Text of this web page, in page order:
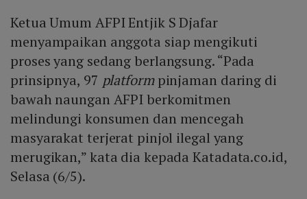
Ketua Umum AFPI Entjik S Djafar
menyampaikan anggota siap mengikuti
proses yang sedang berlangsung. “Pada
prinsipnya, 97 platformpinjaman daring di
bawah naungan AFPI berkomitmen
melindungi konsumen dan mencegah
masyarakat terjerat pinjol ilegal yang
merugikan,” kata dia kepada Katadata.co.id,
Selasa (6/5).